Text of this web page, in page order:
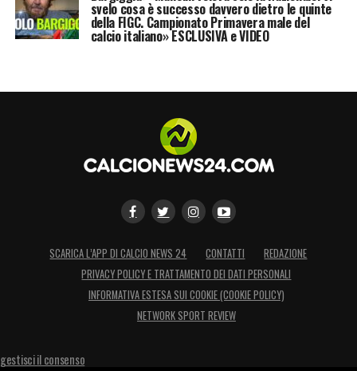
svelo cosa è successo davvero dietro le quinte
della FIGC. Campionato Primavera male del
calcio italiano» ESCLUSIVA e VIDEO
SCARICA L’APP DI CALCIO NEWS 24 CONTATTI
REDAZIONE
PRIVACY POLICY E TRATTAMENTO DEI DATI PERSONALI
INFORMATIVA ESTESA SUI COOKIE (COOKIE POLICY)
NETWORK SPORT REVIEW
gestisci il consenso